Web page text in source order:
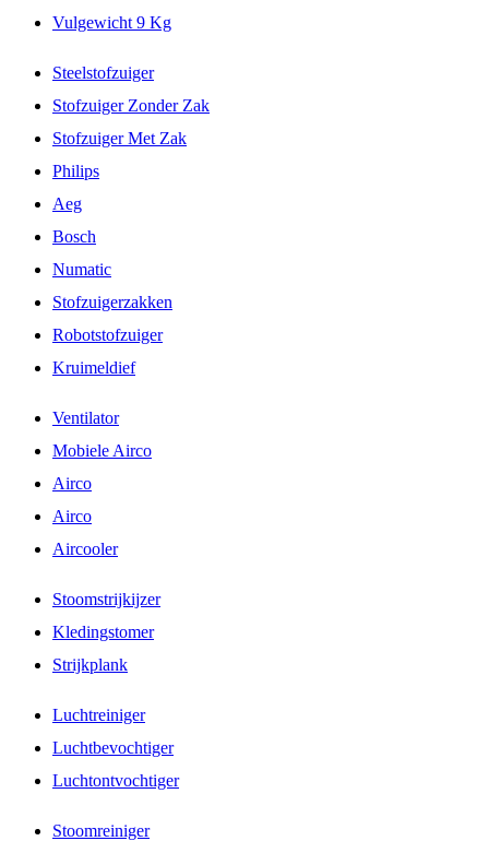
Vulgewicht 9 Kg
Steelstofzuiger
Stofzuiger Zonder Zak
Stofzuiger Met Zak
Philips
Aeg
Bosch
Numatic
Stofzuigerzakken
Robotstofzuiger
Kruimeldief
Ventilator
Mobiele Airco
Airco
Airco
Aircooler
Stoomstrijkijzer
Kledingstomer
Strijkplank
Luchtreiniger
Luchtbevochtiger
Luchtontvochtiger
Stoomreiniger